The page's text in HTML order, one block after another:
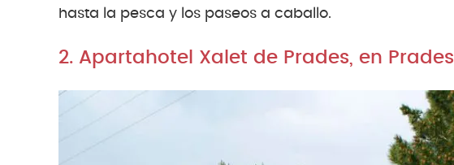
hasta la pesca y los paseos a caballo.
2. Apartahotel Xalet de Prades, en Prades